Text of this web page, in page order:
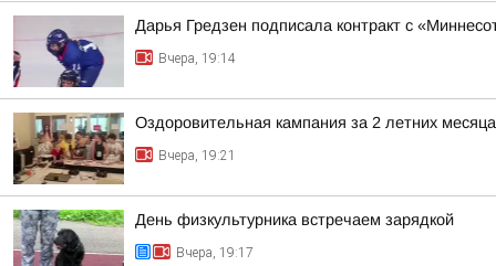
Дарья Гредзен подписала контракт с
Вчера, 19:14
Оздоровительная кампания за 2 летних месяца
Вчера, 19:21
День физкультурника встречаем зарядкой
Вчера, 19:17